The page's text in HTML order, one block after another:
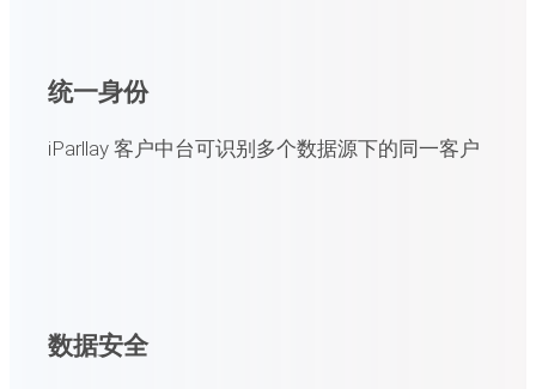
统一身份
iParllay 客户中台可识别多个数据源下的同一客户
数据安全